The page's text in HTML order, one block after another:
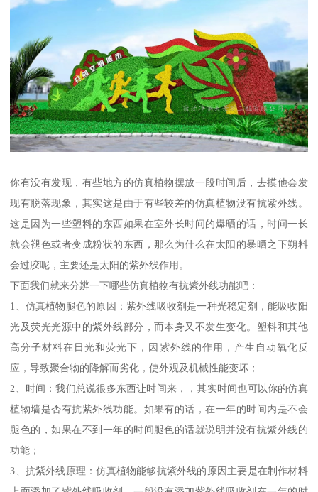
你有没有发现，有些地方的仿真植物摆放一段时间后，去摸他会发
现有脱落现象，其实这是由于有些较差的仿真植物没有抗紫外线。
这是因为一些塑料的东西如果在室外长时间的爆晒的话，时间一长
就会褪色或者变成粉状的东西，那么为什么在太阳的暴晒之下朔料
会过胶呢，主要还是太阳的紫外线作用。
下面我们就来分辨一下哪些仿真植物有抗紫外线功能吧：
1、仿真植物腿色的原因：紫外线吸收剂是一种光稳定剂，能吸收阳
光及荧光光源中的紫外线部分，而本身又不发生变化。塑料和其他
高分子材料在日光和荧光下，因紫外线的作用，产生自动氧化反
应，导致聚合物的降解而劣化，使外观及机械性能变坏；
2、时间：我们总说很多东西让时间来，，其实时间也可以你的仿真
植物墙是否有抗紫外线功能。如果有的话，在一年的时间内是不会
腿色的，如果在不到一年的时间腿色的话就说明并没有抗紫外线的
功能；
3、抗紫外线原理：仿真植物能够抗紫外线的原因主要是在制作材料